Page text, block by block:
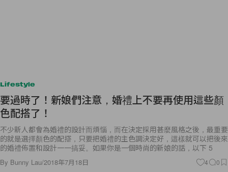
Lifestyle
要過時了！新娘們注意，婚禮上不要再使用這些顏
色配搭了！
不少新人都會為婚禮的設計而煩惱，而在決定採用甚麼風格之後，最重要
的就是選擇顏色的配搭，只要把婚禮的主色調決定好，這樣就可以把後來
的婚禮佈置和設計一一搞妥。如果你是一個時尚的新娘的話，以下 5
By Bunny Lau/2018年7月18日 4 0